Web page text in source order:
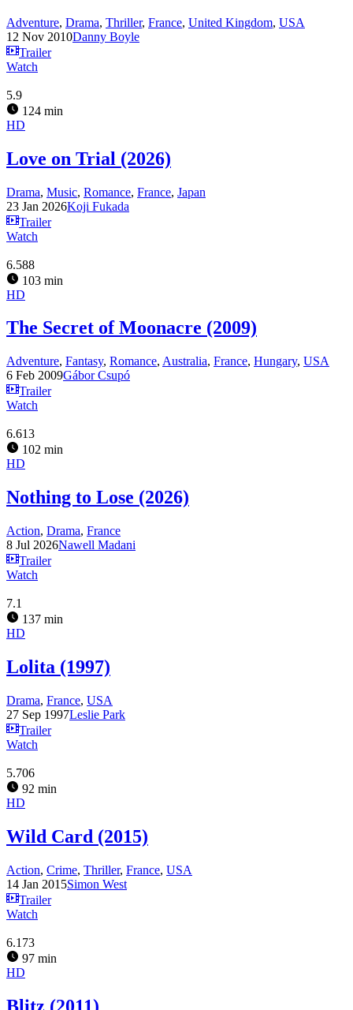
Adventure, Drama, Thriller, France, United Kingdom, USA
12 Nov 2010Danny Boyle
Trailer
Watch
5.9
124 min
HD
Love on Trial (2026)
Drama, Music, Romance, France, Japan
23 Jan 2026Koji Fukada
Trailer
Watch
6.588
103 min
HD
The Secret of Moonacre (2009)
Adventure, Fantasy, Romance, Australia, France, Hungary, USA
6 Feb 2009Gábor Csupó
Trailer
Watch
6.613
102 min
HD
Nothing to Lose (2026)
Action, Drama, France
8 Jul 2026Nawell Madani
Trailer
Watch
7.1
137 min
HD
Lolita (1997)
Drama, France, USA
27 Sep 1997Leslie Park
Trailer
Watch
5.706
92 min
HD
Wild Card (2015)
Action, Crime, Thriller, France, USA
14 Jan 2015Simon West
Trailer
Watch
6.173
97 min
HD
Blitz (2011)